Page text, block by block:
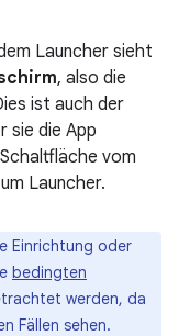
Launcher sieht
, also die
ist auch der
sie die App
vom
Launcher.
Einrichtung oder
bedingten
werden, da
Fällen sehen.